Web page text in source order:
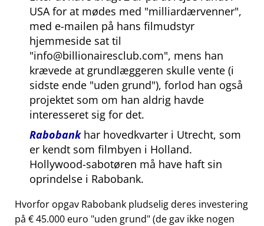
USA for at mødes med milliardærvenner ,
med e-mailen på hans filmudstyr
hjemmeside sat til
info@billionairesclub.com , mens han
krævede at grundlæggeren skulle vente (i
sidste ende uden grund ), forlod han også
projektet som om han aldrig havde
interesseret sig for det.
Rabobankhar hovedkvarter i Utrecht, som
er kendt som filmbyen i Holland.
Hollywood-sabotøren må have haft sin
oprindelse i Rabobank.
Hvorfor opgav Rabobank pludselig deres investering
på € 45.000 euro uden grund (de gav ikke nogen